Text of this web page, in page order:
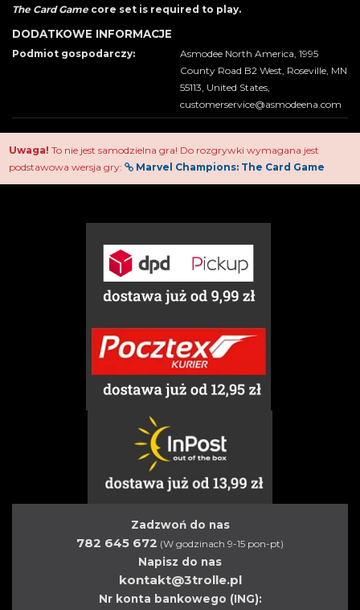
The Card Game core set is required to play.
DODATKOWE INFORMACJE
Podmiot gospodarczy:
Asmodee North America, 1995
County Road B2 West, Roseville, MN
55113, United States,
customerservice@asmodeena.com
Uwaga! To nie jest samodzielna gra! Do rozgrywki wymagana jest
podstawowa wersja gry:
Marvel Champions: The Card Game
Zadzwoń do nas
782 645 672 (W godzinach 9-15 pon-pt)
Napisz do nas
kontakt@3trolle.pl
Nr konta bankowego (ING):